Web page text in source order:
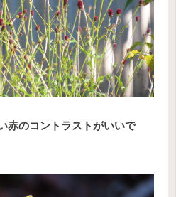
赤のコントラストがいいで